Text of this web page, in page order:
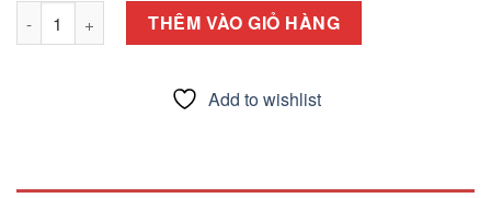
ĐÈN THẢ TRANG TRÍ DT15 số lượng
THÊM VÀO GIỎ HÀNG
Add to wishlist